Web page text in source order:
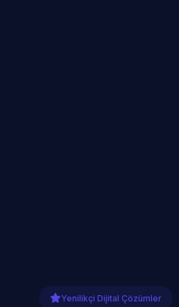
Yenilikçi Dijital Çözümler